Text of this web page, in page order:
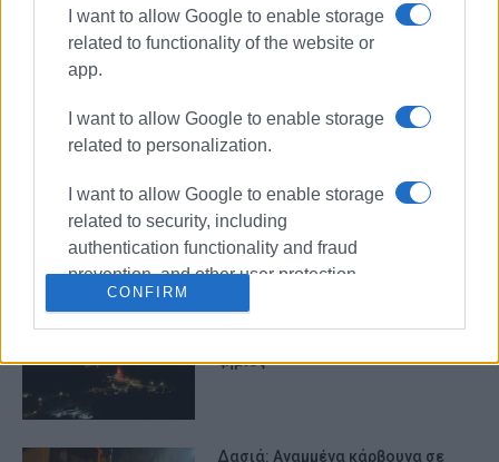
I want to allow Google to enable storage
related to functionality of the website or
app.
I want to allow Google to enable storage
related to personalization.
I want to allow Google to enable storage
related to security, including
authentication functionality and fraud
prevention, and other user protection.
CONFIRM
Εμπρησμού (Α.Κ.Α.Ε.Ε.)
Φωτιά σε εστιατόριο στη
Στρογγυλή τα ξημερώματα – Μόνο
υλικές ζημιές
Φωτιά σε κατοικία στους
ζημιές
Δασιά: Αναμμένα κάρβουνα σε